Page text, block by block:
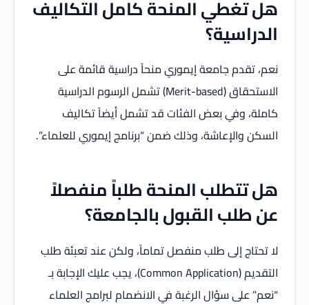
هل تغطي المنحة كامل التكاليف
الدراسية؟
نعم، تقدم جامعة إيموري منحاً دراسية قائمة على
الاستحقاق (Merit-based) تشمل الرسوم الدراسية
كاملة، وفي بعض الفئات قد تشمل أيضاً تكاليف
السكن والإعاشة، وذلك ضمن “برنامج إيموري للعلماء”.
هل تتطلب المنحة طلباً منفصلاً
عن طلب القبول بالجامعة؟
لا تحتاج إلى طلب منفصل تماماً، ولكن عند تعبئة طلب
التقديم (Common Application)، يجب عليك الإجابة بـ
“نعم” على سؤال الرغبة في الانضمام لبرامج العلماء